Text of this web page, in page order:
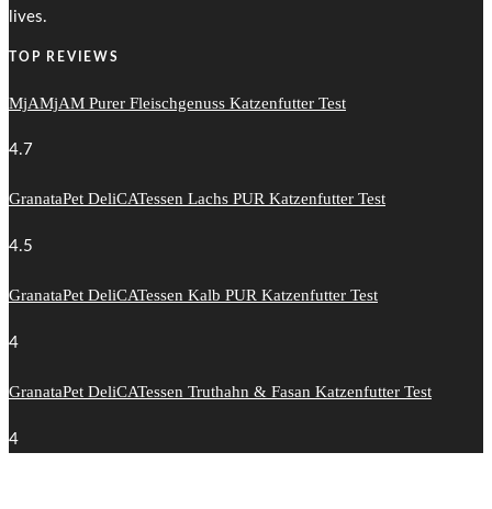
lives.
TOP REVIEWS
MjAMjAM Purer Fleischgenuss Katzenfutter Test
4.7
GranataPet DeliCATessen Lachs PUR Katzenfutter Test
4.5
GranataPet DeliCATessen Kalb PUR Katzenfutter Test
4
GranataPet DeliCATessen Truthahn & Fasan Katzenfutter Test
4